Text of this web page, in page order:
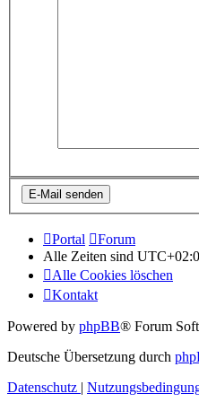
Portal
Forum
Alle Zeiten sind
Alle Cookies löschen
Kontakt
Powered by phpBB® Forum
Deutsche Übersetzung durch
Datenschutz |